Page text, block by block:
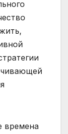
времена